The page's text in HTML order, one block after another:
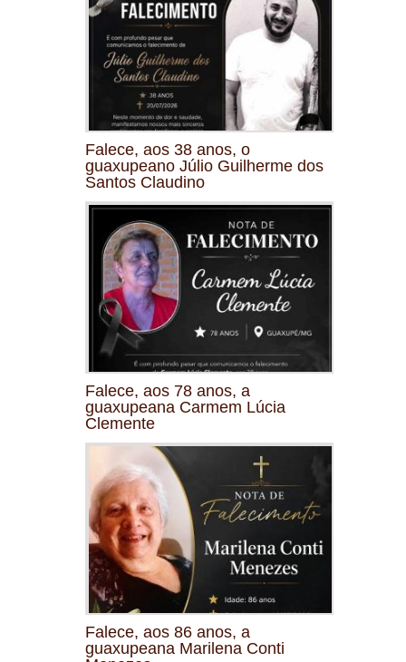
Falece, aos 38 anos, o
guaxupeano Júlio Guilherme dos
Santos Claudino
Falece, aos 78 anos, a
guaxupeana Carmem Lúcia
Clemente
Falece, aos 86 anos, a
guaxupeana Marilena Conti